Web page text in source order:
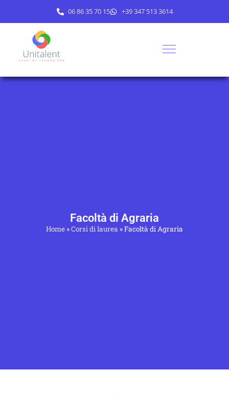
06 86 35 70 15 +39 347 513 3614
Facoltà di Agraria
Home »Corsi di laurea »Facoltà di Agraria